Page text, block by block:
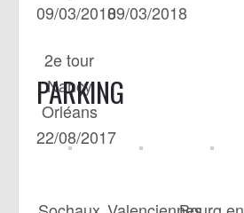
09/03/201809/03/2018
2e tour
Nancy
Orléans
22/08/2017
PARKING